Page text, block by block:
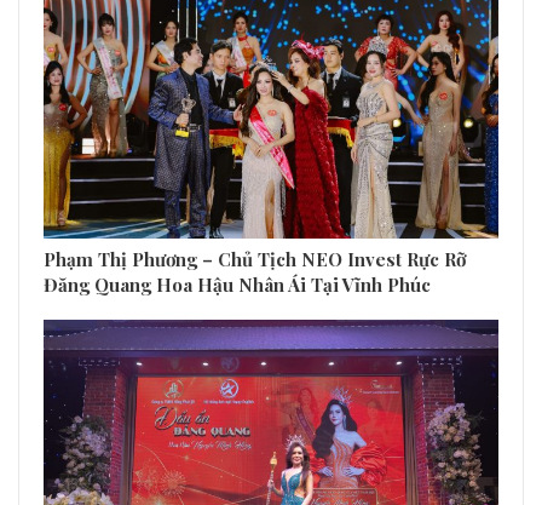
Phạm Thị Phương – Chủ Tịch NEO Invest Rực Rỡ
Đăng Quang Hoa Hậu Nhân Ái Tại Vĩnh Phúc